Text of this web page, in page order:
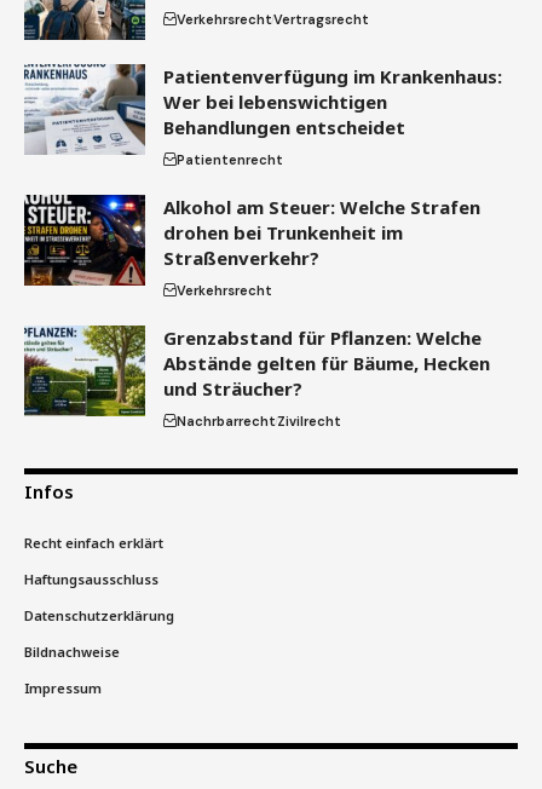
VerkehrsrechtVertragsrecht
Patientenverfügung im Krankenhaus:
Wer bei lebenswichtigen
Behandlungen entscheidet
Patientenrecht
Alkohol am Steuer: Welche Strafen
drohen bei Trunkenheit im
Straßenverkehr?
Verkehrsrecht
Grenzabstand für Pflanzen: Welche
Abstände gelten für Bäume, Hecken
und Sträucher?
NachrbarrechtZivilrecht
Infos
Recht einfach erklärt
Haftungsausschluss
Datenschutzerklärung
Bildnachweise
Impressum
Suche